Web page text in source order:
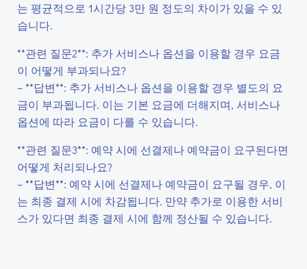
는 평균적으로 1시간당 3만 원 정도의 차이가 있을 수 있
습니다.
**관련 질문2**: 추가 서비스나 옵션을 이용할 경우 요금
이 어떻게 부과되나요?
– **답변**: 추가 서비스나 옵션을 이용할 경우 별도의 요
금이 부과됩니다. 이는 기본 요금에 더해지며, 서비스나
옵션에 따라 요금이 다를 수 있습니다.
**관련 질문3**: 예약 시에 선결제나 예약금이 요구된다면
어떻게 처리되나요?
– **답변**: 예약 시에 선결제나 예약금이 요구될 경우, 이
는 최종 결제 시에 차감됩니다. 만약 추가로 이용한 서비
스가 있다면 최종 결제 시에 함께 정산될 수 있습니다.